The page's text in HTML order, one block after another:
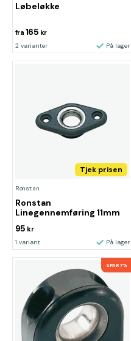
Løbeløkke
fra 165 kr
2 varianter På lager
Tjek prisen
Ronstan
Ronstan
Linegennemføring 11mm
95 kr
1 variant På lager
SPAR 7%